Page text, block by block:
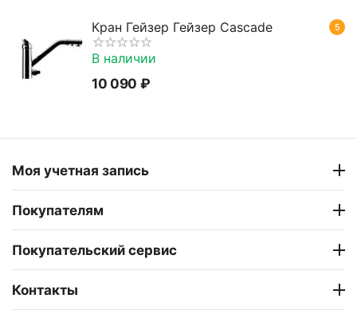
5
Кран Гейзер Гейзер Cascade
В наличии
10 090 ₽
Моя учетная запись
Покупателям
Покупательский сервис
Контакты